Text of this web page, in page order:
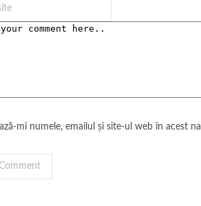
mi numele, emailul și site-ul web în acest